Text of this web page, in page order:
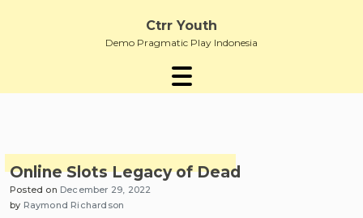
Ctrr Youth
Demo Pragmatic Play Indonesia
Online Slots Legacy of Dead
Posted on December 29, 2022
by Raymond Richardson